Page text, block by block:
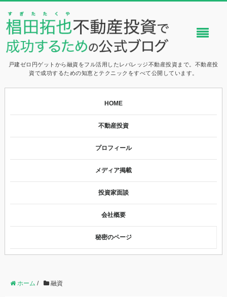
戸建ゼロ円ゲットから融資をフル活用したレバレッジ不動産投資まで。不動産投
資で成功するための知恵とテクニックをすべて公開しています。
HOME
不動産投資
プロフィール
メディア掲載
投資家面談
会社概要
秘密のページ
ホーム / 融資